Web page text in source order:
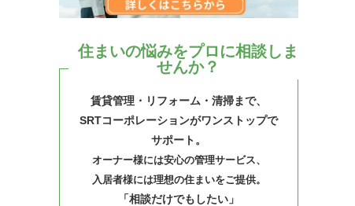
住まいの悩みをプロに相談しま
せんか？
賃貸管理・リフォーム・清掃まで、
SRTコーポレーションがワンストップで
サポート。
オーナー様には安心の管理サービス、
入居者様には理想の住まいをご提供。
「相談だけでもしたい」